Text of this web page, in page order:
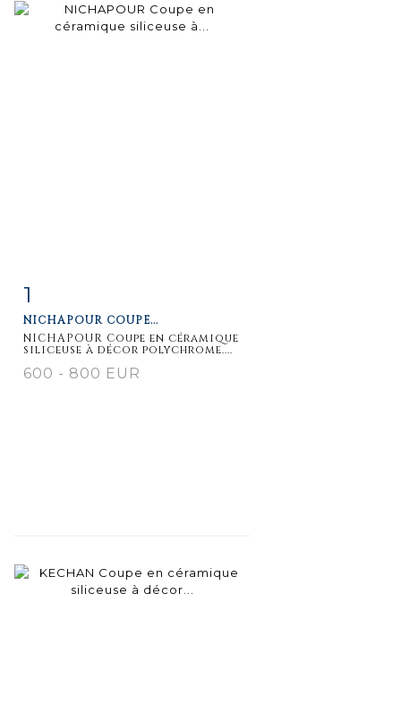
détaillée
1
NICHAPOUR COUPE...
NICHAPOUR Coupe en céramique
siliceuse à décor polychrome....
600 - 800 EUR